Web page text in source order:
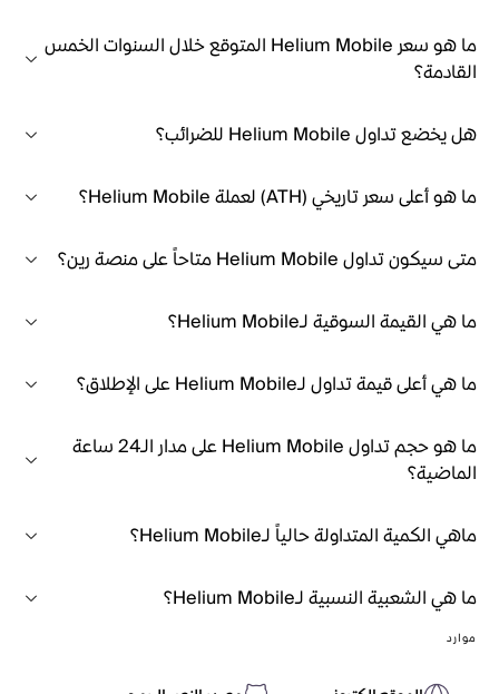
ما هو سعر Helium Mobile المتوقع خلال السنوات الخمس
القادمة؟
هل يخضع تداول Helium Mobile للضرائب؟
ما هو أعلى سعر تاريخي (ATH) لعملة Helium Mobile؟
متى سيكون تداول Helium Mobile متاحاً على منصة رين؟
ما هي القيمة السوقية لـHelium Mobile؟
ما هي أعلى قيمة تداول لـHelium Mobile على الإطلاق؟
ما هو حجم تداول Helium Mobile على مدار الـ24 ساعة
الماضية؟
ماهي الكمية المتداولة حالياً لـHelium Mobile؟
ما هي الشعبية النسبية لـHelium Mobile؟
موارد